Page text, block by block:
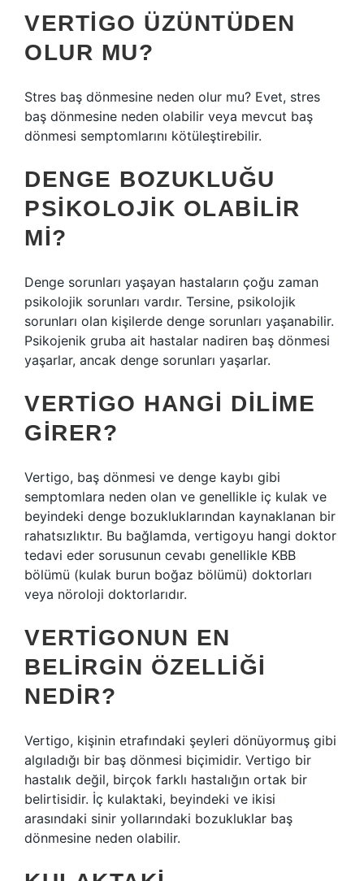
VERTIGO ÜZÜNTÜDEN
OLUR MU?
Stres baş dönmesine neden olur mu? Evet, stres
baş dönmesine neden olabilir veya mevcut baş
dönmesi semptomlarını kötüleştirebilir.
DENGE BOZUKLUĞU
PSIKOLOJIK OLABILIR
MI?
Denge sorunları yaşayan hastaların çoğu zaman
psikolojik sorunları vardır. Tersine, psikolojik
sorunları olan kişilerde denge sorunları yaşanabilir.
Psikojenik gruba ait hastalar nadiren baş dönmesi
yaşarlar, ancak denge sorunları yaşarlar.
VERTIGO HANGI DILIME
GIRER?
Vertigo, baş dönmesi ve denge kaybı gibi
semptomlara neden olan ve genellikle iç kulak ve
beyindeki denge bozukluklarından kaynaklanan bir
rahatsızlıktır. Bu bağlamda, vertigoyu hangi doktor
tedavi eder sorusunun cevabı genellikle KBB
bölümü (kulak burun boğaz bölümü) doktorları
veya nöroloji doktorlarıdır.
VERTIGONUN EN
BELIRGIN ÖZELLIĞI
NEDIR?
Vertigo, kişinin etrafındaki şeyleri dönüyormuş gibi
algıladığı bir baş dönmesi biçimidir. Vertigo bir
hastalık değil, birçok farklı hastalığın ortak bir
belirtisidir. İç kulaktaki, beyindeki ve ikisi
arasındaki sinir yollarındaki bozukluklar baş
dönmesine neden olabilir.